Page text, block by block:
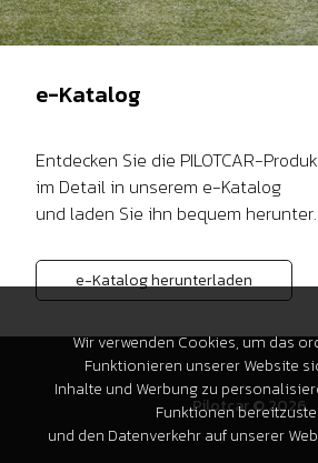
e-Katalog
Entdecken Sie die PILOTCAR-
im Detail in unserem e-Katalog
und laden Sie ihn bequem herunter.
e-Katalog herunterladen
Pilotcar © 2026
Wir verwenden Cookies, um das
Funktionieren unserer Website
Inhalte und Werbung zu
Funktionen
und den Datenverkehr auf unserer